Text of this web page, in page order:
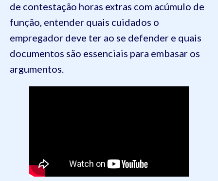
de contestação horas extras com acúmulo de
função, entender quais cuidados o
empregador deve ter ao se defender e quais
documentos são essenciais para embasar os
argumentos.